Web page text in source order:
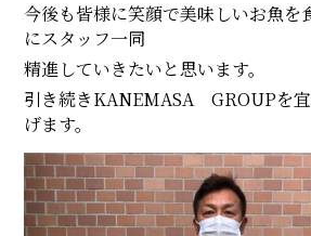
今後も皆様に笑顔で美味しいお魚を
にスタッフ一同
精進していきたいと思います。
引き続きKANEMASA GROUPを
げます。